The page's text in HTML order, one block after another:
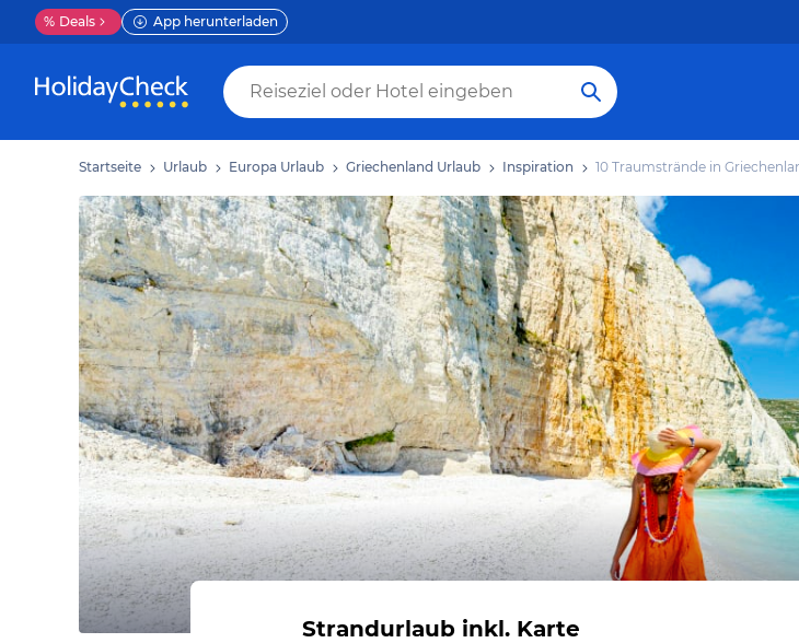
% Deals App herunterladen
Startseite Urlaub Europa Urlaub Griechenland Urlaub Inspiration 10 Traumstrände in
Strandurlaub inkl. Karte